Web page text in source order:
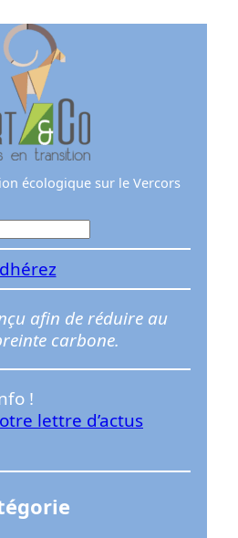
écologique sur le Vercors
afin de réduire au
carbone.
!
lettre d’actus